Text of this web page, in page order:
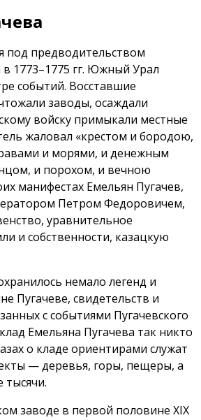
под предводительством
в 1773–1775 гг. Южный Урал
событий. Восставшие
заводы, осаждали
войску примыкали местные
жаловал «крестом и бородою,
и морями, и денежным
и порохом, и вечною
манифестах Емельян Пугачев,
Петром Федоровичем,
уравнительное
и собственности, казацкую
немало легенд и
Пугачеве, свидетельств и
с событиями Пугачевского
Емельяна Пугачева так никто
о кладе ориентирами служат
— деревья, горы, пещеры, а
заводе в первой половине XIX